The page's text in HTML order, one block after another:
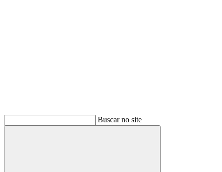
Buscar no site